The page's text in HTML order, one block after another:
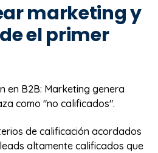
marketing y
el primer
en B2B: Marketing genera
como "no calificados".
de calificación acordados
altamente calificados que